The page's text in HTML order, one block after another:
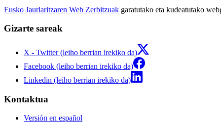
Eusko Jaurlaritzaren Web Zerbitzuak garatutako eta kudeatutako
Gizarte sareak
X - Twitter (leiho berrian irekiko da)
Facebook (leiho berrian irekiko da)
Linkedin (leiho berrian irekiko da)
Kontaktua
Versión en español